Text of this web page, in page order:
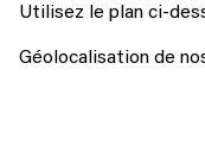
Utilisez le plan ci-
Géolocalisation de